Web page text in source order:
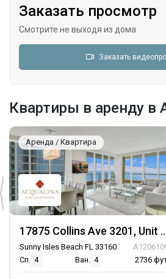
Заказать просмотр
Смотрите не выходя из дома
Заказать
Квартиры в аренду в
Аренда / Квартира
17875 Collins
Sunny Isles Beach FL 33160
Сп. 4 Ван. 4 2736